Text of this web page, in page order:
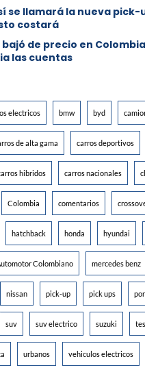
se llamará la nueva
costará
de precio en
las cuentas
electricos bmw byd
de alta gama carros deportivos
hibridos carros nacionales
Colombia comentarios
hatchback honda hyundai
Colombiano mercedes benz
nissan pick-up pick ups
suv suv electrico suzuki
urbanos vehiculos electricos